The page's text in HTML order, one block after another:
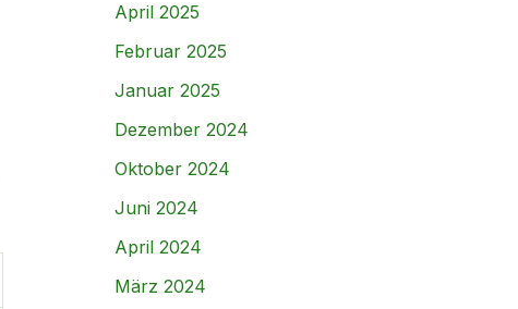
April 2025
Februar 2025
Januar 2025
Dezember 2024
Oktober 2024
Juni 2024
April 2024
März 2024